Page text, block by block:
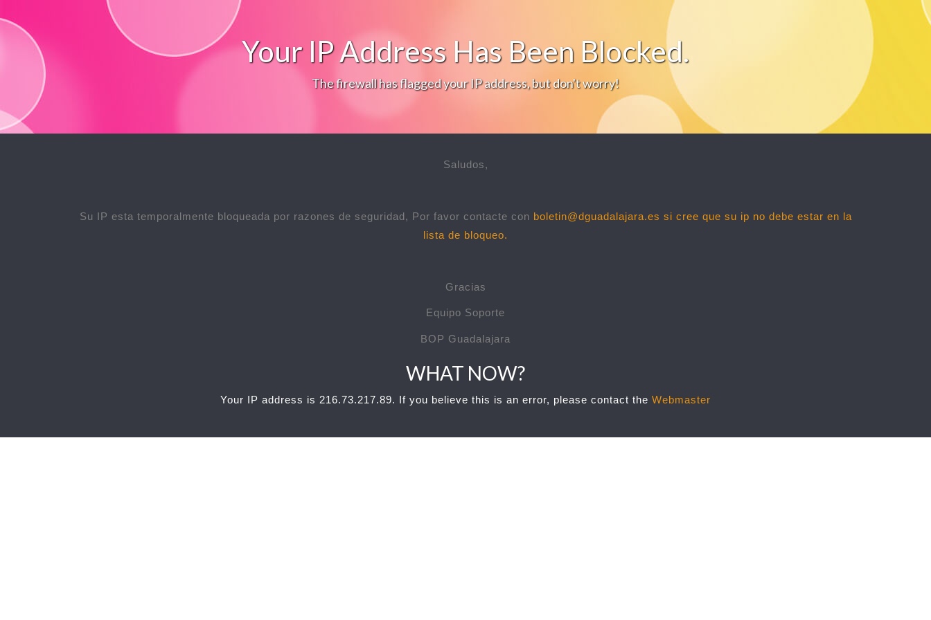
Your IP Address Has Been Blocked.
The firewall has flagged your IP address, but don't worry!
Saludos,
Su IP esta temporalmente bloqueada por razones de seguridad, Por favor contacte con boletin@dguadalajara.es si cree que su ip no debe estar en la
lista de bloqueo.
Gracias
Equipo Soporte
BOP Guadalajara
WHAT NOW?
Your IP address is 216.73.217.89. If you believe this is an error, please contact the Webmaster